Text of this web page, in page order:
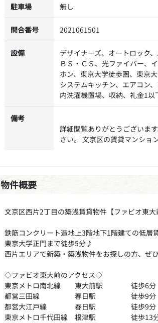
駐車場 無し
問合番号 2021061501
設備
デザイナーズ、オートロック
ＢＳ・ＣＳ、光ファイバー、
ホン、東京大学徒歩圏、東京
システムキッチン、エアコン
内洗濯機置場、収納、礼金1
備考
詳細閲覧ありがとうございま
さい。 文京区の賃貸マンショ
物件概要
文京区西片2丁目の築浅賃貸物件【ファビオ東大
鉄筋コンクリート造地上3階地下1階建ての低層
東京大学正門まで徒歩5分♪
西片エリアで新築・築浅物件をお探しの方、ぜ
◇ファビオ東大前のアクセス◇
東京メトロ南北線 東大前駅 徒歩6分
都営三田線 春日駅 徒歩9分
都営大江戸線 春日駅 徒歩9分
東京メトロ千代田線 根津駅 徒歩13